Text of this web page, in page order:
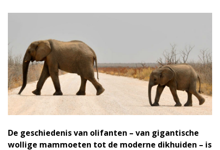
De geschiedenis van olifanten – van gigantische
wollige mammoeten tot de moderne dikhuiden – is